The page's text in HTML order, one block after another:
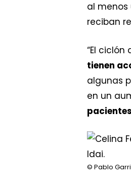
al
reciban
“El
tienen
algunas
en un
© Pablo